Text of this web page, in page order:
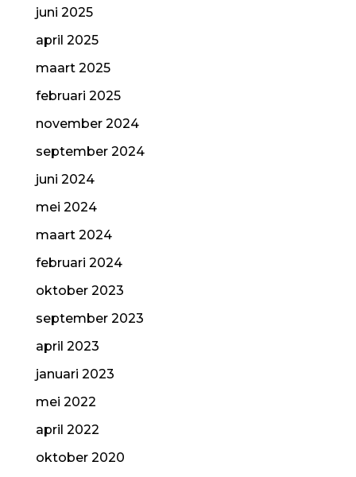
juni 2025
april 2025
maart 2025
februari 2025
november 2024
september 2024
juni 2024
mei 2024
maart 2024
februari 2024
oktober 2023
september 2023
april 2023
januari 2023
mei 2022
april 2022
oktober 2020